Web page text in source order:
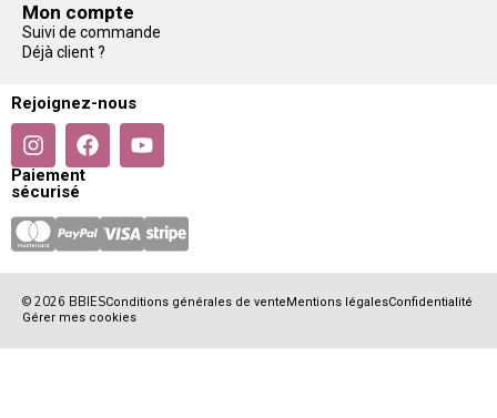
Mon compte
Suivi de commande
Déjà client ?
Rejoignez-nous
Paiement
sécurisé
© 2026 BBIESConditions générales de vente Mentions légalesConfidentialité
Gérer mes cookies